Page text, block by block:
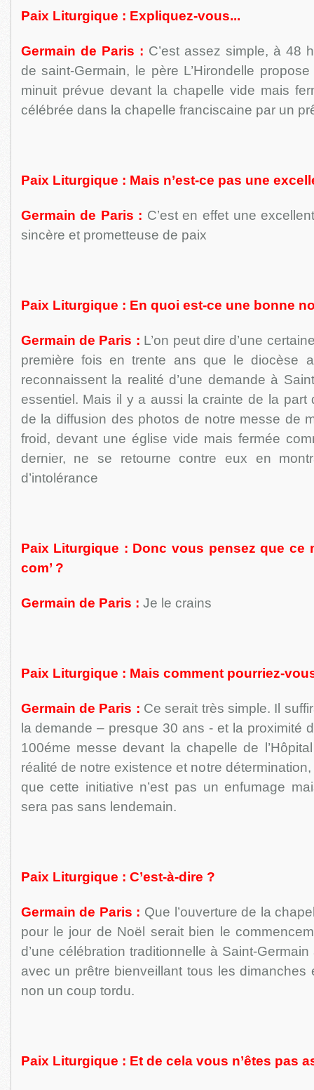
Paix Liturgique : Expliquez-vous...
Germain de Paris : C’est assez simple, à 48
de saint-Germain, le père L’Hirondelle
minuit prévue devant la chapelle vide mais
célébrée dans la chapelle franciscaine par un
Paix Liturgique : Mais n’est-ce pas une
Germain de Paris : C’est en effet une
sincère et prometteuse de paix
Paix Liturgique : En quoi est-ce une bonne
Germain de Paris : L’on peut dire d’une
première fois en trente ans que le diocèse
reconnaissent la realité d’une demande à
essentiel. Mais il y a aussi la crainte de la part
de la diffusion des photos de notre messe de
froid, devant une église vide mais fermée
dernier, ne se retourne contre eux en
d’intolérance
Paix Liturgique : Donc vous pensez que ce
com’ ?
Germain de Paris : Je le crains
Paix Liturgique : Mais comment pourriez-
Germain de Paris : Ce serait très simple. Il
la demande – presque 30 ans - et la proximité
100éme messe devant la chapelle de
réalité de notre existence et notre
que cette initiative n’est pas un enfumage
sera pas sans lendemain.
Paix Liturgique : C’est-à-dire ?
Germain de Paris : Que l’ouverture de la
pour le jour de Noël serait bien le
d’une célébration traditionnelle à Saint-
avec un prêtre bienveillant tous les dimanches
non un coup tordu.
Paix Liturgique : Et de cela vous n’êtes pas